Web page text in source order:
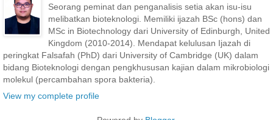
Seorang peminat dan penganalisis setia akan isu-isu
melibatkan bioteknologi. Memiliki ijazah BSc (hons) dan
MSc in Biotechnology dari University of Edinburgh, United
Kingdom (2010-2014). Mendapat kelulusan Ijazah di
peringkat Falsafah (PhD) dari University of Cambridge (UK) dalam
bidang Bioteknologi dengan pengkhususan kajian dalam mikrobiologi
molekul (percambahan spora bakteria).
View my complete profile